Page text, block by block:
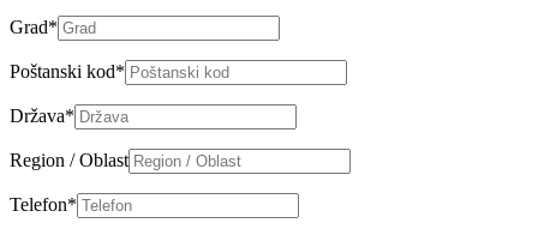
Grad*
Poštanski kod*
Država*
Region / Oblast
Telefon*